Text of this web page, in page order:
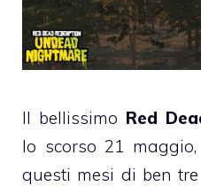
Il bellissimo Red
lo scorso 21
questi mesi di ben tre